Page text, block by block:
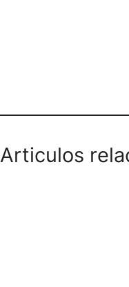
Articulos